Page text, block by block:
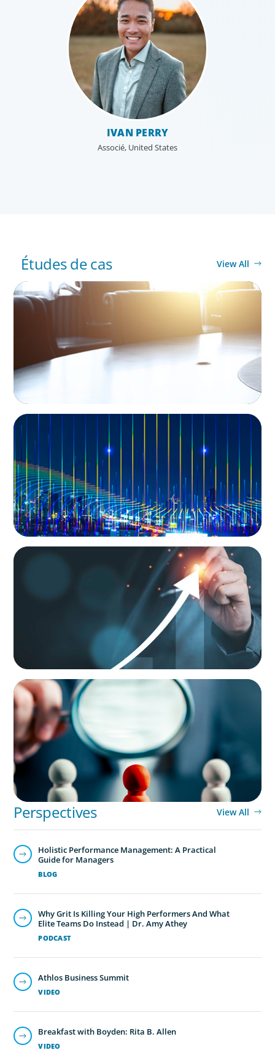
IVAN PERRY
Associé, United States
Études de cas View All
LEADERSHIP DEVELOPMENT
Leadership Assessment to Support M&A
Integration Business Process Outsourcing
LEADERSHIP DEVELOPMENT
Leadership and Values Assessment
Consulting & Technology Services | Iberian
Peninsula
LEADERSHIP DEVELOPMENT
Empowering Future Leaders: A Tailored
Talent Development Program
LEADERSHIP DEVELOPMENT
Steering Leadership Excellence: Alpine One
Supports Prominent European Manufacturer
in CEO Selection
Perspectives View All
BLOG
Holistic Performance Management: A Practical
Guide for Managers
PODCAST
Why Grit Is Killing Your High Performers And What
Elite Teams Do Instead | Dr. Amy Athey
VIDEO
Athlos Business Summit
VIDEO
Breakfast with Boyden: Rita B. Allen